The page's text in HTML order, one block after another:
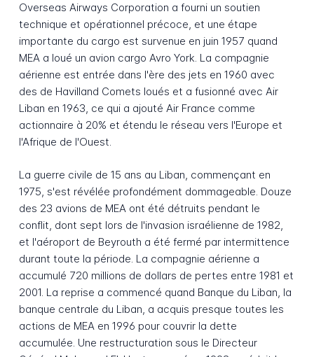
Overseas Airways Corporation a fourni un soutien
technique et opérationnel précoce, et une étape
importante du cargo est survenue en juin 1957 quand
MEA a loué un avion cargo Avro York. La compagnie
aérienne est entrée dans l'ère des jets en 1960 avec
des de Havilland Comets loués et a fusionné avec Air
Liban en 1963, ce qui a ajouté Air France comme
actionnaire à 20% et étendu le réseau vers l'Europe et
l'Afrique de l'Ouest.
La guerre civile de 15 ans au Liban, commençant en
1975, s'est révélée profondément dommageable. Douze
des 23 avions de MEA ont été détruits pendant le
conflit, dont sept lors de l'invasion israélienne de 1982,
et l'aéroport de Beyrouth a été fermé par intermittence
durant toute la période. La compagnie aérienne a
accumulé 720 millions de dollars de pertes entre 1981 et
2001. La reprise a commencé quand Banque du Liban, la
banque centrale du Liban, a acquis presque toutes les
actions de MEA en 1996 pour couvrir la dette
accumulée. Une restructuration sous le Directeur